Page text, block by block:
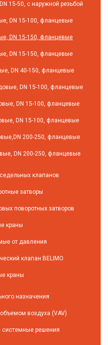
15-50, с наружной резьбой
DN 15-100, фланцевые
DN 15-150, фланцевые
DN 15-150, фланцевые
DN 40-150, фланцевые
DN 15-100, фланцевые
DN 15-100, фланцевые
DN 15-100, фланцевые
200-250, фланцевые
DN 200-250, фланцевые
клапанов
затворы
поворотных затворов
краны
от давления
клапан BELIMO
краны
назначения
воздуха (VAV)
системные решения